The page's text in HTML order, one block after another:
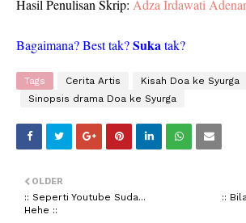
Hasil Penulisan Skrip: Adza Irdawati
Bagaimana? Best tak?Sukatak?
Tags Cerita Artis
Kisah Doa ke Syurga
Sinopsis drama Doa ke Syurga
::
OLDER
:: Seperti Youtube Suda...
Hehe ::